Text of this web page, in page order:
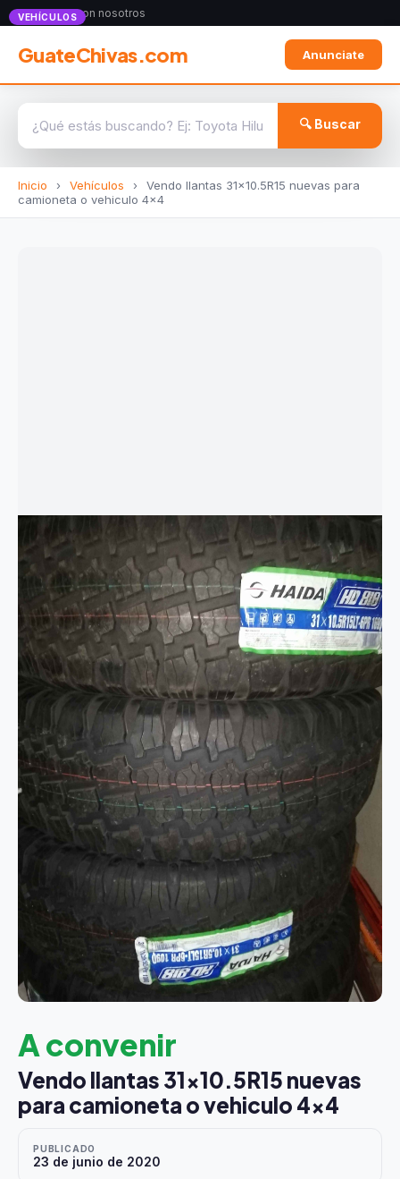
Anunciate con nosotros
GuateChivas.com Anunciate
🔍 Buscar
Inicio › Vehículos ›
Vendo llantas 31x10.5R15 nuevas para
camioneta o vehiculo 4x4
VEHÍCULOS
A convenir
Vendo llantas 31x10.5R15 nuevas
para camioneta o vehiculo 4x4
PUBLICADO
23 de junio de 2020